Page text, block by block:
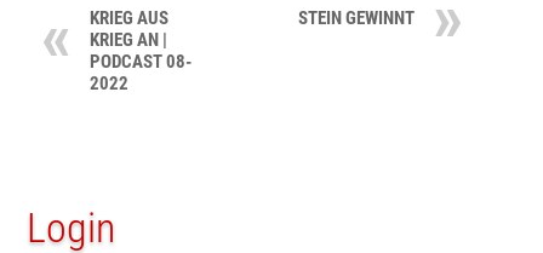
KRIEG AUS
KRIEG AN |
PODCAST 08-
2022
STEIN GEWINNT
Login